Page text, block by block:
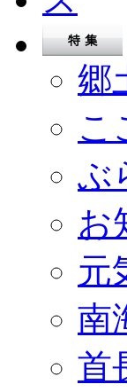
郷
こ
ぶ
お
元
南
首